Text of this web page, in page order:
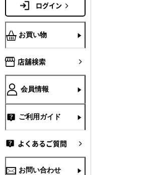
ログイン
お買い物
店舗検索
会員情報
ご利用ガイド
よくあるご質問
お問い合わせ